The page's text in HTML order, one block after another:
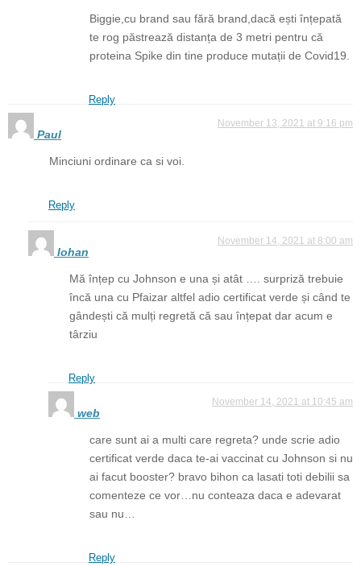
Biggie,cu brand sau fără brand,dacă ești înțepată
te rog păstrează distanța de 3 metri pentru că
proteina Spike din tine produce mutații de Covid19.
Reply
Paul
November 13, 2021 at 9:16 pm
Minciuni ordinare ca si voi.
Reply
Iohan
November 14, 2021 at 8:00 am
Mă înțep cu Johnson e una și atât …. surpriză trebuie
încă una cu Pfaizar altfel adio certificat verde și când te
gândești că mulți regretă că sau înțepat dar acum e
târziu
Reply
web
November 14, 2021 at 10:45 am
care sunt ai a multi care regreta? unde scrie adio
certificat verde daca te-ai vaccinat cu Johnson si nu
ai facut booster? bravo bihon ca lasati toti debilii sa
comenteze ce vor…nu conteaza daca e adevarat
sau nu…
Reply